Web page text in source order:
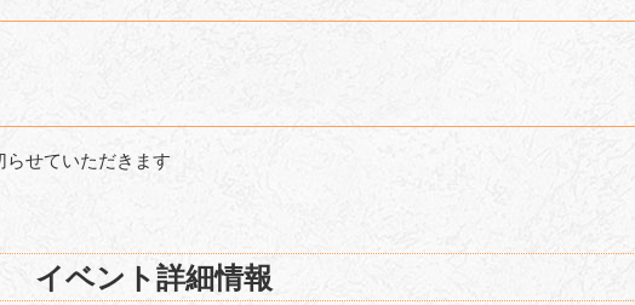
せていただきます
イベント詳細情報